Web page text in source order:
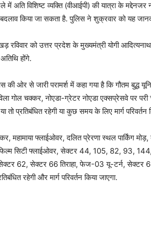
में अति विशिष्ट व्यक्ति (वीआईपी) की यात्रा के
बदलाव किया जा सकता है. पुलिस ने शुक्रवार को यह
रविवार को उत्तर प्रदेश के मुख्यमंत्री योगी आदित्यनाथ
होंगे.
की ओर से जारी परामर्श में कहा गया है कि गौतम बुद्ध
गोल चक्कर, नोएडा-ग्रेटर नोएडा एक्सप्रेसवे पर
तो प्रतिबंधित रहेगी या कुछ समय के लिए मार्ग परिवर्तन
महामाया फ्लाईओवर, दलित प्रेरणा स्थल पार्किंग
सिटी फ्लाईओवर, सेक्टर 44, 105, 82, 93,
62, सेक्टर 66 तिराहा, फेज-03 यू-टर्न, सेक्टर
रहेगी और मार्ग परिवर्तन किया जाएगा.